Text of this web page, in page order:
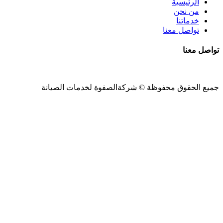
الرئيسية
من نحن
خدماتنا
تواصل معنا
تواصل معنا
جميع الحقوق محفوظة © شركةالصفوة لخدمات الصيانة